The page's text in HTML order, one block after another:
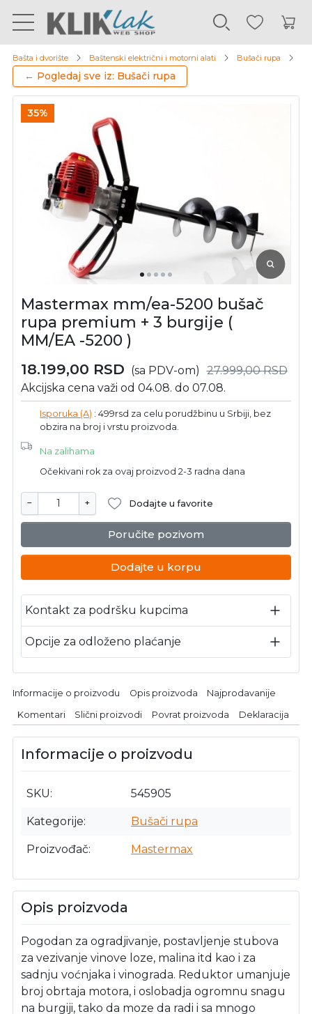
Bašta i dvorište Baštenski električni i motorni alati Bušači rupa
← Pogledaj sve iz: Bušači rupa
35%
Mastermax mm/ea-5200 bušač
rupa premium + 3 burgije (
MM/EA -5200 )
18.199,00 RSD (sa PDV-om) 27.999,00RSD
Akcijska cena važi od 04.08. do 07.08.
Isporuka (A) : 499rsd za celu porudžbinu u Srbiji, bez
obzira na broj i vrstu proizvoda.
Na zalihama
Očekivani rok za ovaj proizvod 2-3 radna dana
− + Dodajte u favorite
Poručite pozivom
Dodajte u korpu
Kontakt za podršku kupcima
Opcije za odloženo plaćanje
Informacije o proizvodu Opis proizvoda Najprodavanije
Komentari Slični proizvodi Povrat proizvoda Deklaracija
Informacije o proizvodu
SKU 545905
Kategorije Bušači rupa
Proizvođač Mastermax
Opis proizvoda
Pogodan za ogradjivanje, postavljenje stubova
za vezivanje vinove loze, malina itd kao i za
sadnju voćnjaka i vinograda. Reduktor umanjuje
broj obrtaja motora, i oslobadja ogromnu snagu
na burgiji, tako da moze da radi i sa mnogo